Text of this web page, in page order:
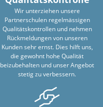
Wir unterziehen unsere
Partnerschulen regelmässigen
Qualitätskontrollen und nehmen
Rückmeldungen von unseren
Kunden sehr ernst. Dies hilft uns,
die gewohnt hohe Qualität
beizubehalten und unser Angebot
stetig zu verbessern.